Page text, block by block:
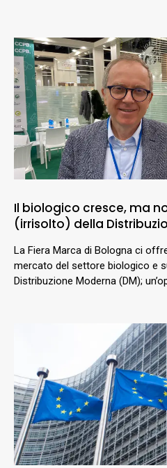
Il biologico cresce, ma
(irrisolto) della
La Fiera Marca di Bologna ci
mercato del settore biologico e
Distribuzione Moderna (DM);